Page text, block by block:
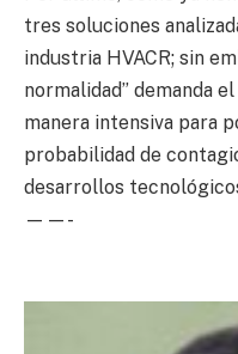
tres soluciones
industria HVACR; sin
normalidad” demanda
manera intensiva para
probabilidad de
desarrollos
——-